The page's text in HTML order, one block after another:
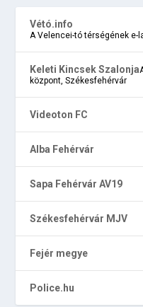
Vétó.info
A Velencei-tó térségének e-
Keleti Kincsek Szalonja
központ, Székesfehérvár
Videoton FC
Alba Fehérvár
Sapa Fehérvár AV19
Székesfehérvár MJV
Fejér megye
Police.hu